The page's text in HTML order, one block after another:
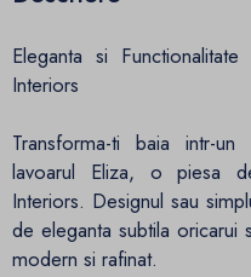
Eleganta si
Interiors
Transforma-ti baia intr-
lavoarul Eliza, o piesa
Interiors. Designul sau
de eleganta subtila oricarui
modern si rafinat.​